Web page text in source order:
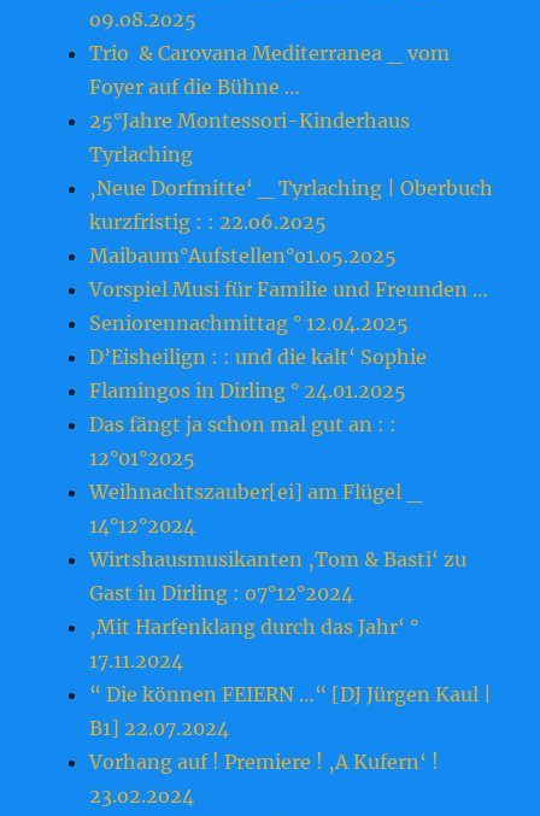
o9.o8.2o25
Trio & Carovana Mediterranea _ vom
Foyer auf die Bühne …
25°Jahre Montessori-Kinderhaus
Tyrlaching
‚Neue Dorfmitte‘ _ Tyrlaching | Oberbuch
kurzfristig : : 22.o6.2o25
Maibaum°Aufstellen°o1.o5.2o25
Vorspiel Musi für Familie und Freunden …
Seniorennachmittag ° 12.04.2025
D’Eisheilign : : und die kalt‘ Sophie
Flamingos in Dirling ° 24.01.2025
Das fängt ja schon mal gut an : :
12°01°2025
Weihnachtszauber[ei] am Flügel _
14°12°2024
Wirtshausmusikanten ‚Tom & Basti‘ zu
Gast in Dirling : o7°12°2024
‚Mit Harfenklang durch das Jahr‘ °
17.11.2024
“ Die können FEIERN …“ [DJ Jürgen Kaul |
B1] 22.07.2024
Vorhang auf ! Premiere ! ‚A Kufern‘ !
23.o2.2o24